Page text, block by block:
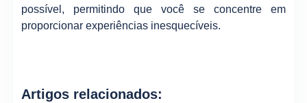
possível, permitindo que você se concentre em
proporcionar experiências inesquecíveis.
Artigos relacionados: